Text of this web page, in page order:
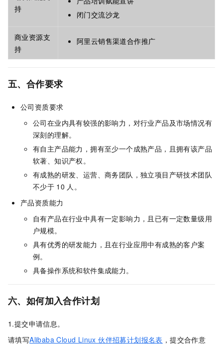
持
闭门交流沙龙
商业资源支
持
阿里云销售渠道合作推广
五、合作要求
公司资质要求
公司在业内具有较强的影响力，对行业产品及市场情况有
深刻的理解。
有自主产品能力，拥有至少一个成熟产品，且拥有该产品
软著、知识产权。
有成熟的研发、运营、商务团队，独立项目产研技术团队
不少于 10 人。
产品资质能力
自有产品在行业中具有一定影响力，且已有一定数量级用
户规模。
具有优秀的研发能力，且在行业应用中有成熟的客户案
例。
具备操作系统和软件集成能力。
六、如何加入合作计划
1.提交申请信息。
请填写Alibaba Cloud Linux 伙伴招募计划报名表 ，提交合作意